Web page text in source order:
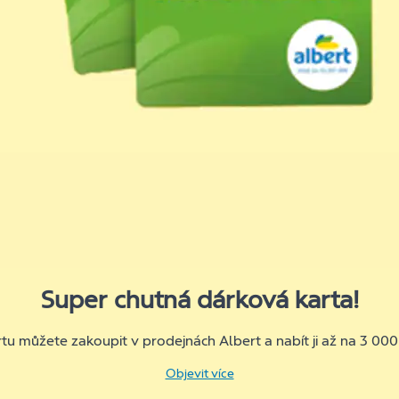
Super chutná dárková karta!
můžete zakoupit v prodejnách Albert a nabít ji až na 3 000
Objevit více